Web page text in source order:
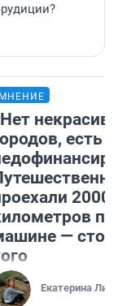
МНЕНИЕ
есть
2000
по
—
Екатерина